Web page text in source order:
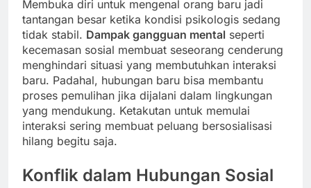
Membuka diri untuk mengenal orang baru jadi
tantangan besar ketika kondisi psikologis sedang
tidak stabil. Dampak gangguan mental seperti
kecemasan sosial membuat seseorang cenderung
menghindari situasi yang membutuhkan interaksi
baru. Padahal, hubungan baru bisa membantu
proses pemulihan jika dijalani dalam lingkungan
yang mendukung. Ketakutan untuk memulai
interaksi sering membuat peluang bersosialisasi
hilang begitu saja.
Konflik dalam Hubungan Sosial